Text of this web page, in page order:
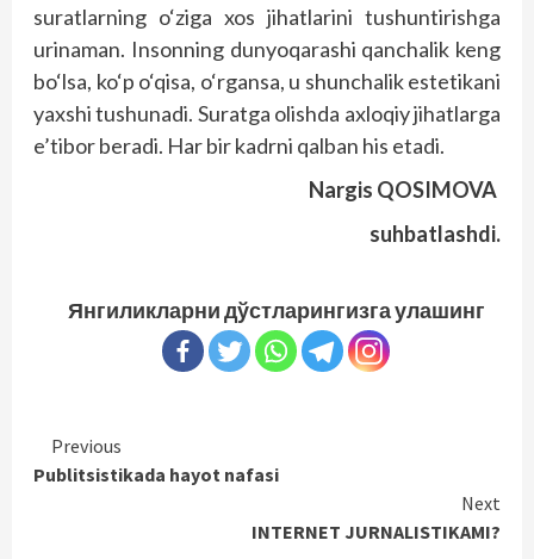
suratlarning o‘ziga xos jihatlarini tushuntirishga
urinaman. Insonning dunyoqarashi qanchalik keng
bo‘lsa, ko‘p o‘qisa, o‘rgansa, u shunchalik estetikani
yaxshi tushunadi. Suratga olishda axloqiy jihatlarga
e’tibor beradi. Har bir kadrni qalban his etadi.
Nargis QOSIMOVA
suhbatlashdi.
Янгиликларни дўстларингизга улашинг
Continue
Reading
Previous
Publitsistikada hayot nafasi
Next
INTERNET JURNALISTIKAMI?